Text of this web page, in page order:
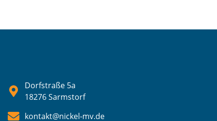
Dorfstraße 5a
18276 Sarmstorf
kontakt@nickel-mv.de